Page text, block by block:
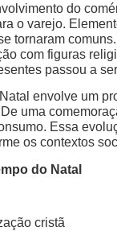
do
o varejo.
tornaram
com figuras
passou a
envolve um
uma
Essa
os contextos
do Natal
cristã